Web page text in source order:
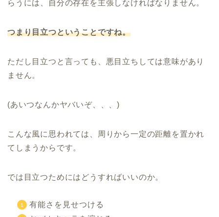
らうには、自分の存在を主張しなければなりません。
つまり目立つということですね。
ただし目立つと言っても、悪目立ちしては意味があり
ません。
(あいつなんかヤバいぞ、、、)
こんな風に思われては、周りから一定の距離を置かれ
てしまうからです。
では目立つためにはどうすればいいのか。
有能さを見せつける